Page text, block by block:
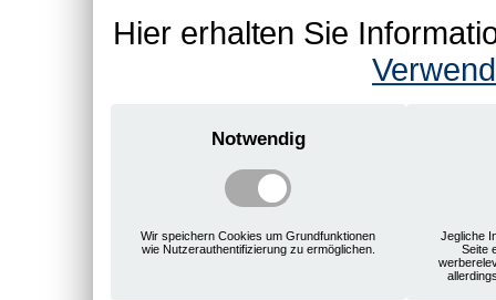
Hier erhalten Sie
Notwendig
Wir speichern Cookies um Grundfunktionen
wie Nutzerauthentifizierung zu ermöglichen.
Jegliche
Seite